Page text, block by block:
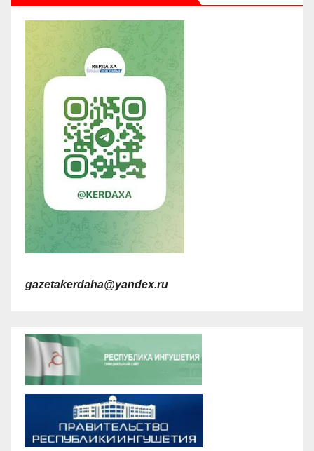
gazetakerdaha@yandex.ru